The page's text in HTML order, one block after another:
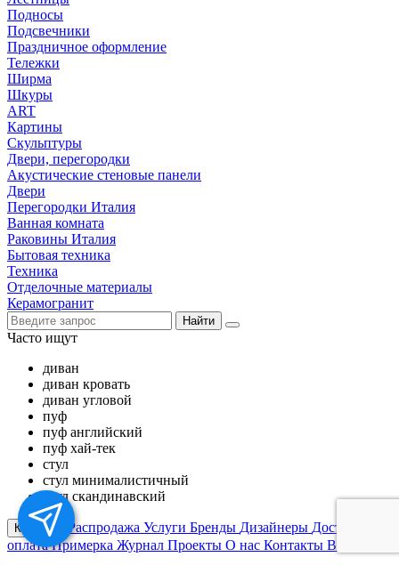
Подносы
Подсвечники
Праздничное оформление
Тележки
Ширма
Шкуры
ART
Картины
Скульптуры
Двери, перегородки
Акустические стеновые панели
Двери
Перегородки Италия
Ванная комната
Раковины Италия
Бытовая техника
Техника
Отделочные материалы
Керамогранит
Найти
Часто ищут
диван
диван кровать
диван угловой
пуф
пуф английский
пуф хай-тек
стул
стул минималистичный
стул скандинавский
Каталог Распродажа Услуги Бренды Дизайнеры Доставка и
оплатаПримерка Журнал Проекты О нас Контакты Вакансии